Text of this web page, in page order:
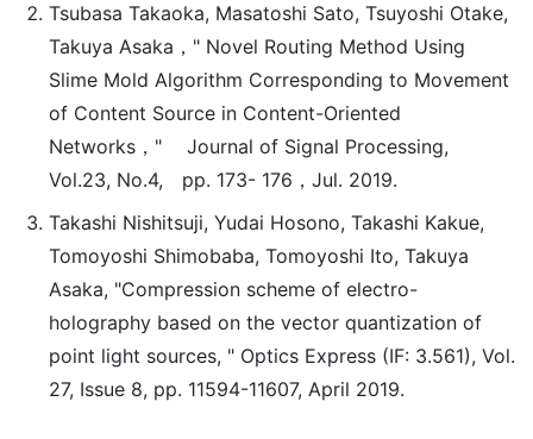
Tsubasa Takaoka, Masatoshi Sato, Tsuyoshi Otake,
Takuya Asaka，" Novel Routing Method Using
Slime Mold Algorithm Corresponding to Movement
of Content Source in Content-Oriented
Networks，" Journal of Signal Processing,
Vol.23, No.4, pp. 173- 176，Jul. 2019.
Takashi Nishitsuji, Yudai Hosono, Takashi Kakue,
Tomoyoshi Shimobaba, Tomoyoshi Ito, Takuya
Asaka, "Compression scheme of electro-
holography based on the vector quantization of
point light sources, " Optics Express (IF: 3.561), Vol.
27, Issue 8, pp. 11594-11607, April 2019.